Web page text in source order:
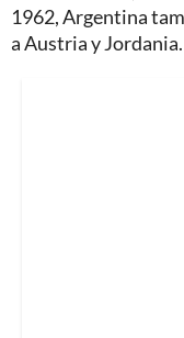
1962, Argentina
a Austria y Jordania.